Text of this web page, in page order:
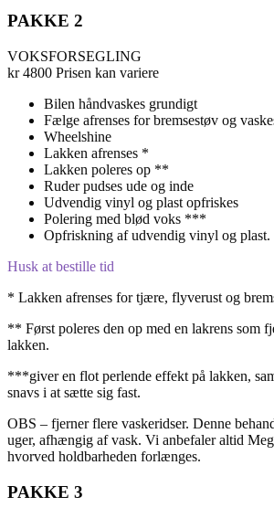
PAKKE 2
VOKSFORSEGLING
kr 4800 Prisen kan variere
Bilen håndvaskes grundigt
Fælge afrenses for bremsestøv og
Wheelshine
Lakken afrenses *
Lakken poleres op **
Ruder pudses ude og inde
Udvendig vinyl og plast opfriskes
Polering med blød voks ***
Opfriskning af udvendig vinyl og plast.
Husk at bestille tid
* Lakken afrenses for tjære, flyverust og
** Først poleres den op med en lakrens som
lakken.
***giver en flot perlende effekt på lakken,
snavs i at sætte sig fast.
OBS – fjerner flere vaskeridser. Denne
uger, afhængig af vask. Vi anbefaler altid
hvorved holdbarheden forlænges.
PAKKE 3